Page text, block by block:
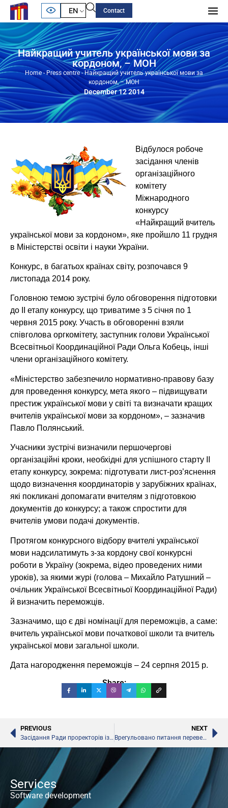
EN Contact
Найкращий учитель української мови за
кордоном, – МОН
Home-Press centre-Найкращий учитель української мови за
кордоном, – МОН
December 12 2014
Відбулося робоче
засідання членів
організаційного
комітету
Міжнародного
конкурсу
«Найкращий вчитель
української мови за кордоном», яке пройшло 11 грудня
в Міністерстві освіти і науки України.
Конкурс, в багатьох країнах світу, розпочався 9
листопада 2014 року.
Головною темою зустрічі було обговорення підготовки
до ІІ етапу конкурсу, що триватиме з 5 січня по 1
червня 2015 року. Участь в обговоренні взяли
співголова оргкомітету, заступник голови Української
Всесвітньої Координаційної Ради Ольга Кобець, інші
члени організаційного комітету.
«Міністерство забезпечило нормативно-правову базу
для проведення конкурсу, мета якого – підвищувати
престиж української мови у світі та визначати кращих
вчителів української мови за кордоном», – зазначив
Павло Полянський.
Учасники зустрічі визначили першочергові
організаційні кроки, необхідні для успішного старту ІІ
етапу конкурсу, зокрема: підготувати лист-роз’яснення
щодо визначення координаторів у зарубіжних країнах,
які покликані допомагати вчителям з підготовкою
документів до конкурсу; а також спростити для
вчителів умови подачі документів.
Протягом конкурсного відбору вчителі української
мови надсилатимуть з-за кордону свої конкурсні
роботи в Україну (зокрема, відео проведених ними
уроків), за якими журі (голова – Михайло Ратушний –
очільник Української Всесвітньої Координаційної Ради)
й визначить переможців.
Зазначимо, що є дві номінації для переможців, а саме:
вчитель української мови початкової школи та вчитель
української мови загальної школи.
Дата нагородження переможців – 24 серпня 2015 р.
Share:
PREVIOUS
Засідання Ради проректорів із наукової роботи ВНЗ і директорів наукових установ
NEXT
Врегульовано питання переведення, атестації та стипендіального забезпечення студентів ВНЗ Донбасу
Services
Software development